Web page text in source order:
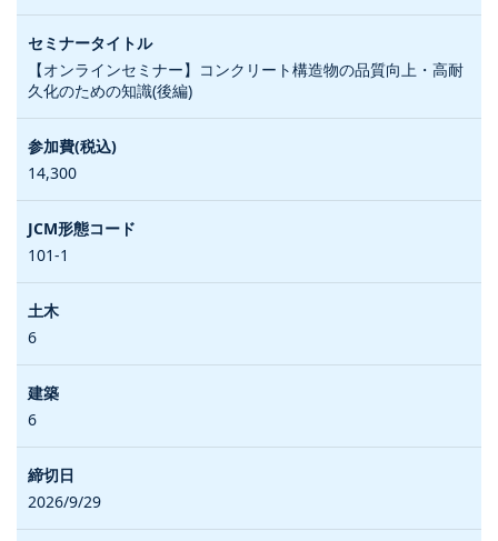
【オンラインセミナー】コンクリート構造物の品質向上・高耐
久化のための知識(後編)
14,300
101-1
6
6
2026/9/29